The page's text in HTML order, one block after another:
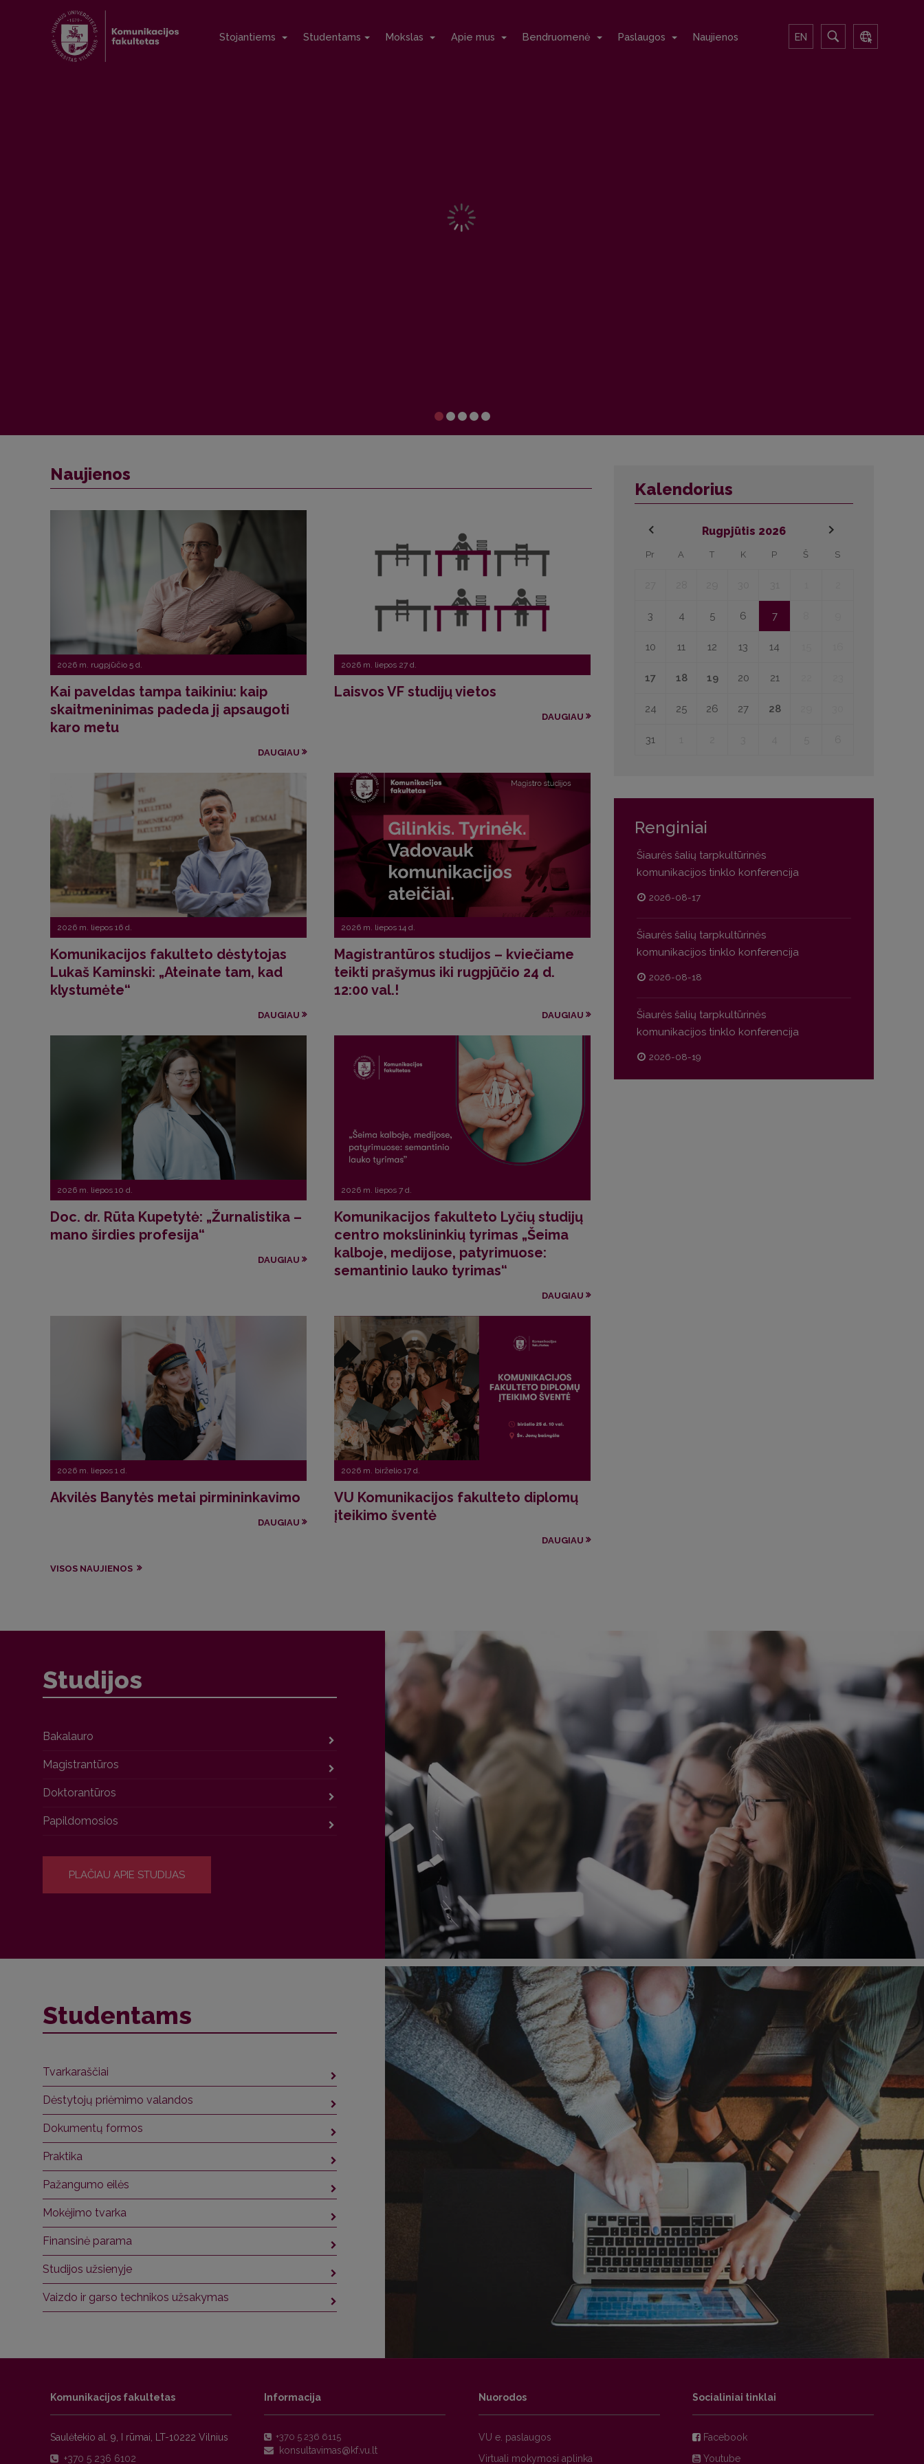
Stojantiems Studentams Mokslas Apie mus Bendruomenė Paslaugos Naujienos EN
Naujienos
2026 m. rugpjūčio 5 d.
Kai paveldas tampa taikiniu: kaip
skaitmeninimas padeda jį apsaugoti
karo metu
DAUGIAU
2026 m. liepos 27 d.
Laisvos VF studijų vietos
DAUGIAU
2026 m. liepos 16 d.
Komunikacijos fakulteto dėstytojas
Lukaš Kaminski: „Ateinate tam, kad
klystumėte“
DAUGIAU
2026 m. liepos 14 d.
Magistrantūros studijos – kviečiame
teikti prašymus iki rugpjūčio 24 d.
12:00 val.!
DAUGIAU
2026 m. liepos 10 d.
Doc. dr. Rūta Kupetytė: „Žurnalistika –
mano širdies profesija“
DAUGIAU
2026 m. liepos 7 d.
Komunikacijos fakulteto Lyčių studijų
centro mokslininkių tyrimas „Šeima
kalboje, medijose, patyrimuose:
semantinio lauko tyrimas“
DAUGIAU
2026 m. liepos 1 d.
Akvilės Banytės metai pirmininkavimo
DAUGIAU
2026 m. birželio 17 d.
VU Komunikacijos fakulteto diplomų
įteikimo šventė
DAUGIAU
VISOS NAUJIENOS
Kalendorius
Rugpjūtis 2026
Pr A T K P Š S
3 4 5 6 7
10 11 12 13 14
17 18 19 20 21
24 25 26 27 28
31
Renginiai
Šiaurės šalių tarpkultūrinės
komunikacijos tinklo konferencija
2026-08-17
Šiaurės šalių tarpkultūrinės
komunikacijos tinklo konferencija
2026-08-18
Šiaurės šalių tarpkultūrinės
komunikacijos tinklo konferencija
2026-08-19
Studijos
Bakalauro
Magistrantūros
Doktorantūros
Papildomosios
PLAČIAU APIE STUDIJAS
Studentams
Tvarkaraščiai
Dėstytojų priėmimo valandos
Dokumentų formos
Praktika
Pažangumo eilės
Mokėjimo tvarka
Finansinė parama
Studijos užsienyje
Vaizdo ir garso technikos užsakymas
Komunikacijos fakultetas
Saulėtekio al. 9, I rūmai, LT-10222 Vilnius
+370 5 236 6102
Informacija
+370 5 236 6115
Nuorodos
VU e. paslaugos
Virtuali mokymosi aplinka
Socialiniai tinklai
Facebook
Youtube